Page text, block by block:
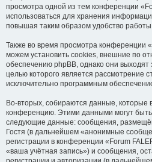
просмотра одной из тем конференции
использоваться для хранения
повышая таким образом удобство
Также во время просмотра конференции
можем установить cookies, внешние по
обеспечению phpBB, однако они выходят
целью которого является рассмотрение
исключительно программным
Во-вторых, собираются данные, которые
конференцию. Этими данными могут
следующие данные: сообщения,
Гостя (в дальнейшем «анонимные
регистрации в конференции «Forum
«ваша учётная запись») и сообщения,